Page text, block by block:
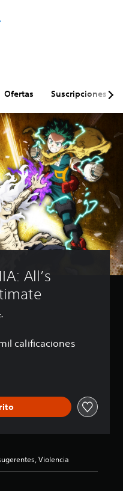
Ofertas Suscripciones
All’s
calificaciones
Violencia